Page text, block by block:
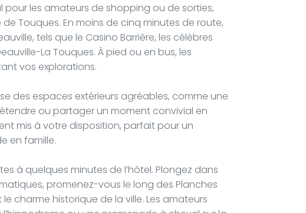
pour les amateurs de shopping ou de sorties,
Touques. En moins de cinq minutes de route,
tels que le Casino Barrière, les célèbres
La Touques. À pied ou en bus, les
vos explorations.
des espaces extérieurs agréables, comme une
ou partager un moment convivial en
mis à votre disposition, parfait pour un
en famille.
à quelques minutes de l’hôtel. Plongez dans
promenez-vous le long des Planches
charme historique de la ville. Les amateurs